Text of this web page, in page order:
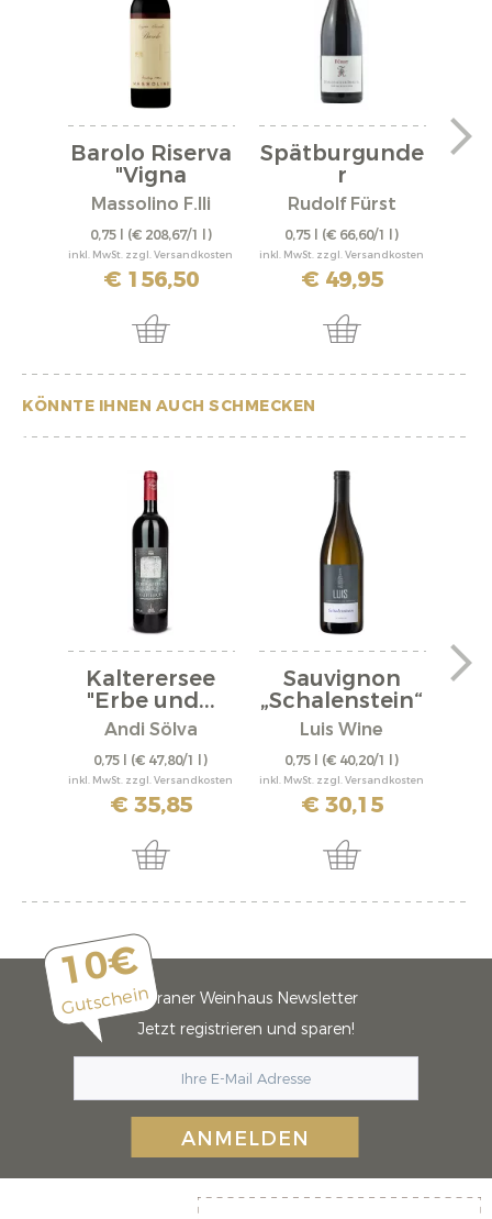
Barolo Riserva
"Vigna
Rionda"...
Massolino F.lli
0,75 l (€ 208,67/1 l)
inkl. MwSt. zzgl. Versandkosten
€ 156,50
Spätburgunde
r
"Bürgstadter...
Rudolf Fürst
0,75 l (€ 66,60/1 l)
inkl. MwSt. zzgl. Versandkosten
€ 49,95
KÖNNTE IHNEN AUCH SCHMECKEN
Kalterersee
"Erbe und...
Andi Sölva
0,75 l (€ 47,80/1 l)
inkl. MwSt. zzgl. Versandkosten
€ 35,85
Sauvignon
„Schalenstein“
2022
Luis Wine
0,75 l (€ 40,20/1 l)
inkl. MwSt. zzgl. Versandkosten
€ 30,15
10€
GutscheinMeraner Weinhaus Newsletter
Jetzt registrieren und sparen!
ANMELDEN